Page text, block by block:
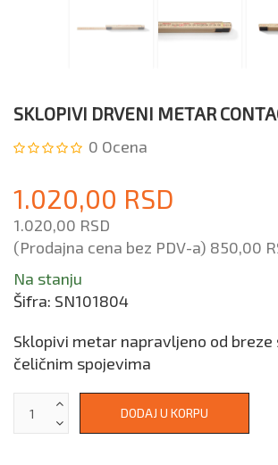
SKLOPIVI DRVENI METAR
0 Ocena
1.020,00 RSD
1.020,00 RSD
(Prodajna cena bez PDV-a) 850,00
Na stanju
Šifra: SN101804
Sklopivi metar napravljeno od breze
čeličnim spojevima